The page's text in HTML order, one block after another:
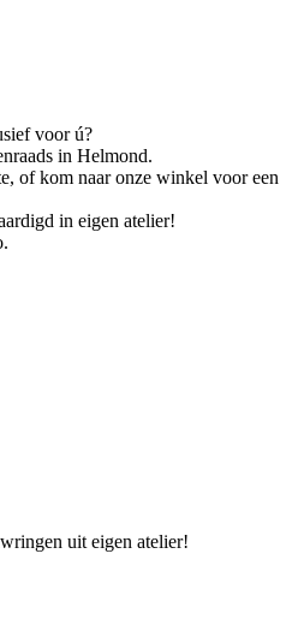
voor ú?
in Helmond.
of kom naar onze winkel voor een
in eigen atelier!
uit eigen atelier!